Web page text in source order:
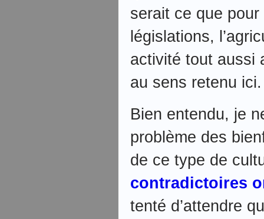
serait ce que
législations,
activité tout aussi
au sens retenu ici.
Bien entendu, je
problème des
de ce type de
contradictoires
tenté d’attendre